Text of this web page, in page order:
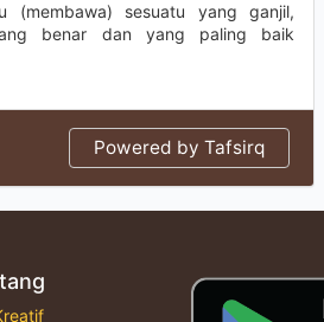
(membawa) sesuatu yang ganjil,
benar dan yang paling baik
Powered by Tafsirq